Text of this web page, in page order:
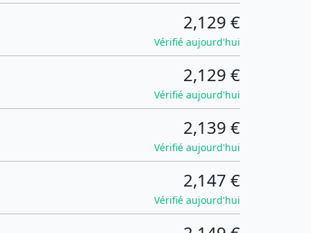
2,129 €
Vérifié aujourd'hui
2,129 €
Vérifié aujourd'hui
2,139 €
Vérifié aujourd'hui
2,147 €
Vérifié aujourd'hui